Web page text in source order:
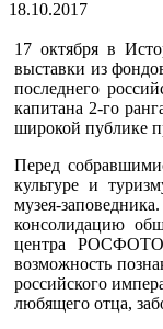
18.10.2017
17 октября в
выставки из
последнего
капитана 2-го
широкой публике
Перед
культуре и
музея-
консолидацию
центра РОСФОТО
возможность
российского
любящего отца,